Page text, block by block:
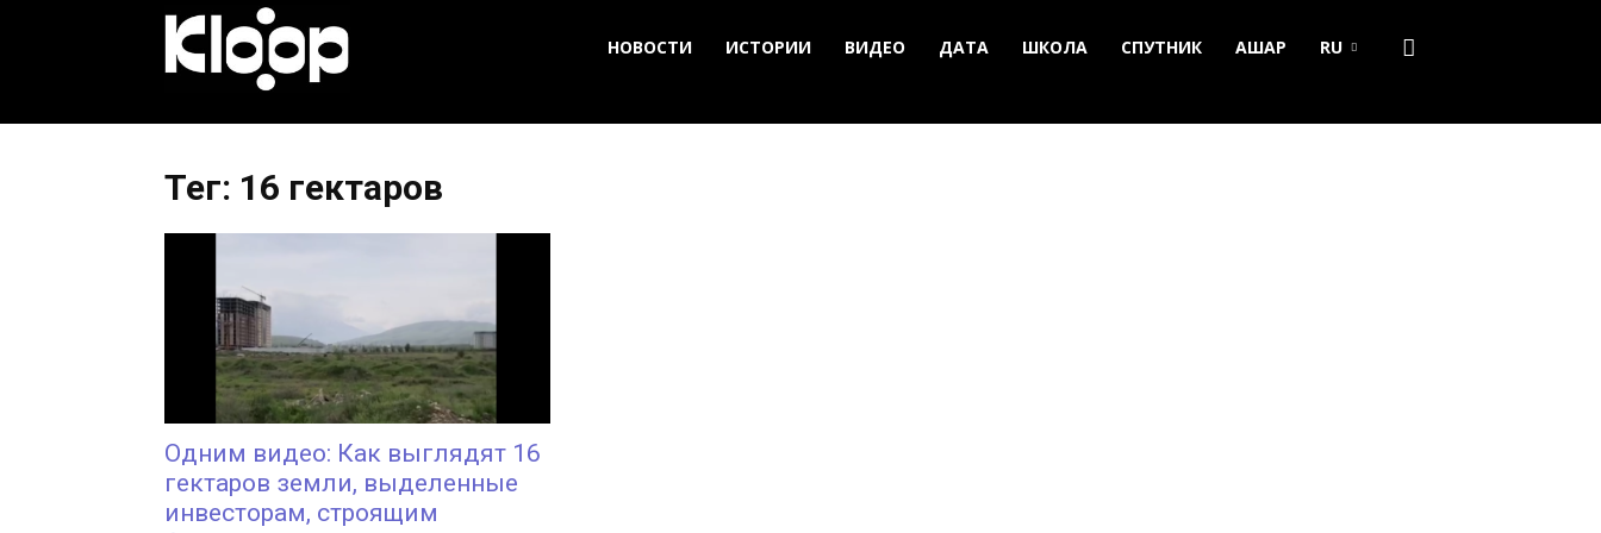
Новости
Кыргызстана
НОВОСТИ ИСТОРИИ ВИДЕО ДАТА ШКОЛА СПУТНИК АШАР RU
Тег: 16 гектаров
Одним видео: Как выглядят 16
гектаров земли, выделенные
инвесторам, строящим